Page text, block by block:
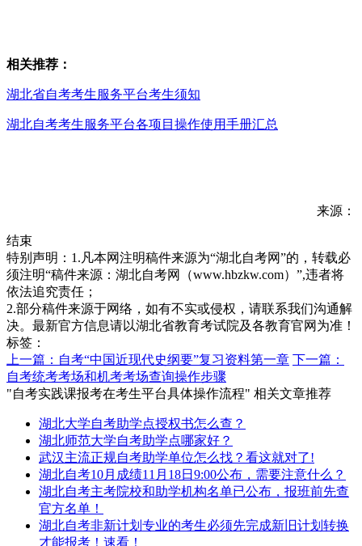
相关推荐：
湖北省自考考生服务平台考生须知
湖北自考考生服务平台各项目操作使用手册汇总
来源：
结束
特别声明：1.凡本网注明稿件来源为“湖北自考网”的，转载必
须注明“稿件来源：湖北自考网（www.hbzkw.com）”,违者将
依法追究责任；
2.部分稿件来源于网络，如有不实或侵权，请联系我们沟通解
决。最新官方信息请以湖北省教育考试院及各教育官网为准！
标签：
上一篇：自考“中国近现代史纲要”复习资料第一章 下一篇：
自考统考考场和机考考场查询操作步骤
"自考实践课报考在考生平台具体操作流程" 相关文章推荐
湖北大学自考助学点授权书怎么查？
湖北师范大学自考助学点哪家好？
武汉主流正规自考助学单位怎么找？看这就对了!
湖北自考10月成绩11月18日9:00公布，需要注意什么？
湖北自考主考院校和助学机构名单已公布，报班前先查
官方名单！
湖北自考非新计划专业的考生必须先完成新旧计划转换
才能报考！速看！